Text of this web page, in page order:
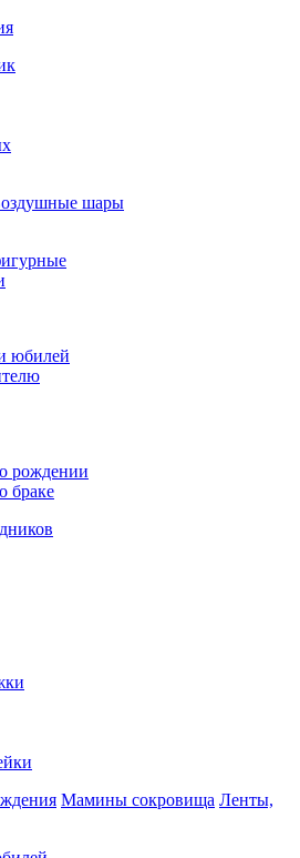
шары
юбилей
о рождении
браке
Мамины сокровища Ленты,